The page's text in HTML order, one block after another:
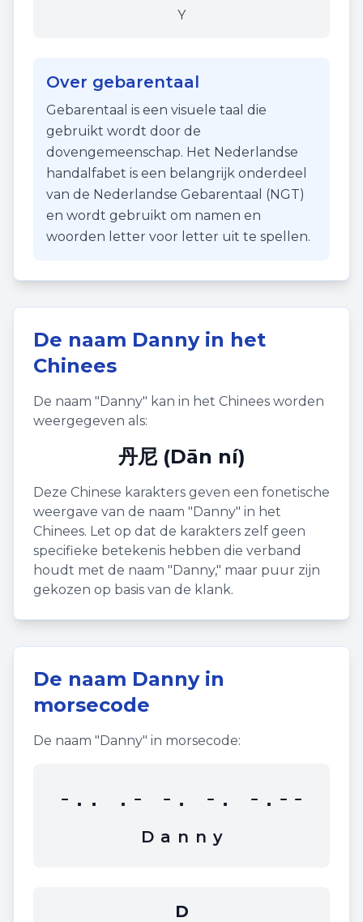
Y
Over gebarentaal
Gebarentaal is een visuele taal die
gebruikt wordt door de
dovengemeenschap. Het Nederlandse
handalfabet is een belangrijk onderdeel
van de Nederlandse Gebarentaal (NGT)
en wordt gebruikt om namen en
woorden letter voor letter uit te spellen.
De naam Dannyin het
Chinees
De naam "Danny" kan in het Chinees worden
weergegeven als:
丹尼 (Dān ní)
Deze Chinese karakters geven een fonetische
weergave van de naam "Danny" in het
Chinees. Let op dat de karakters zelf geen
specifieke betekenis hebben die verband
houdt met de naam "Danny," maar puur zijn
gekozen op basis van de klank.
De naam Dannyin
morsecode
De naam "Danny" in morsecode:
-.. .- -. -. -.--
D a n n y
D